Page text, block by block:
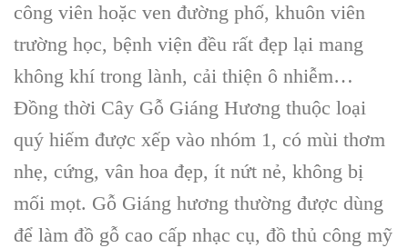
công viên hoặc ven đường phố, khuôn viên
trường học, bệnh viện đều rất đẹp lại mang
không khí trong lành, cải thiện ô nhiễm…
Đồng thời Cây Gỗ Giáng Hương thuộc loại
quý hiếm được xếp vào nhóm 1, có mùi thơm
nhẹ, cứng, vân hoa đẹp, ít nứt nẻ, không bị
mối mọt. Gỗ Giáng hương thường được dùng
để làm đồ gỗ cao cấp nhạc cụ, đồ thủ công mỹ